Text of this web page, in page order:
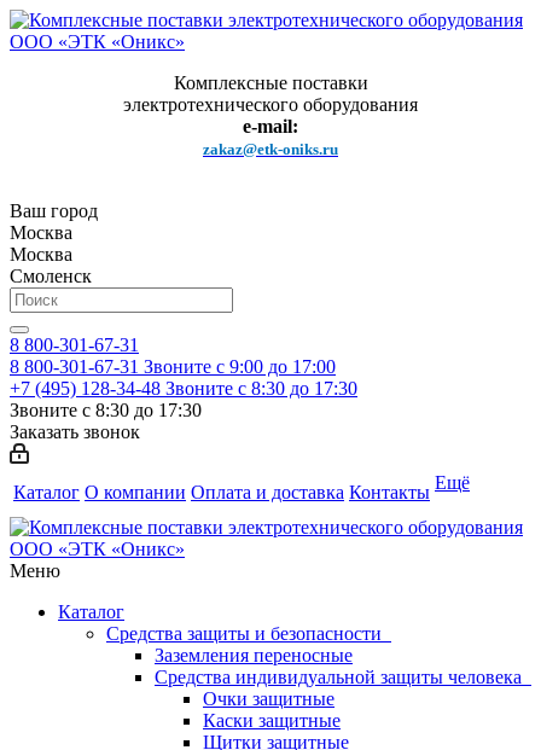
Комплексные поставки
электротехнического оборудования
e-mail:
zakaz@etk-oniks.ru
Ваш город
Москва
Москва
Смоленск
8 800-301-67-31
8 800-301-67-31 Звоните с 9:00 до 17:00
+7 (495) 128-34-48 Звоните с 8:30 до 17:30
Звоните с 8:30 до 17:30
Заказать звонок
Каталог О компании Оплата и доставка Контакты Ещё
Меню
Каталог
Средства защиты и безопасности
Заземления переносные
Средства индивидуальной защиты человека
Очки защитные
Каски защитные
Щитки защитные